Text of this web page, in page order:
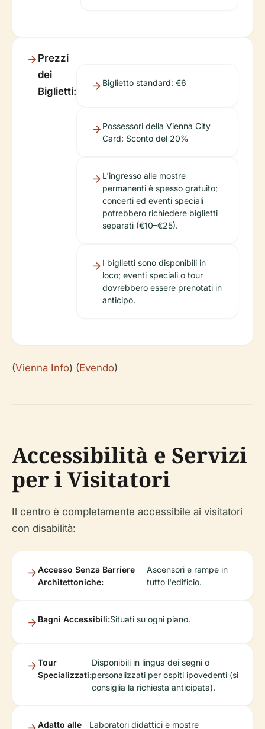
Prezzi
dei
Biglietti:
Biglietto standard: €6
Possessori della Vienna City
Card: Sconto del 20%
L'ingresso alle mostre
permanenti è spesso gratuito;
concerti ed eventi speciali
potrebbero richiedere biglietti
separati (€10–€25).
I biglietti sono disponibili in
loco; eventi speciali o tour
dovrebbero essere prenotati in
anticipo.
(Vienna Info) (Evendo)
Accessibilità e Servizi
per i Visitatori
Il centro è completamente accessibile ai visitatori
con disabilità:
Accesso Senza Barriere
Architettoniche:
Ascensori e rampe in
tutto l'edificio.
Bagni Accessibili:Situati su ogni piano.
Tour
Specializzati:
Disponibili in lingua dei segni o
personalizzati per ospiti ipovedenti (si
consiglia la richiesta anticipata).
Adatto alle Laboratori didattici e mostre